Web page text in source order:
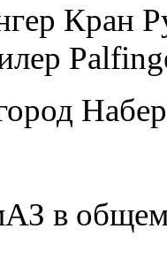
Кран
в общем